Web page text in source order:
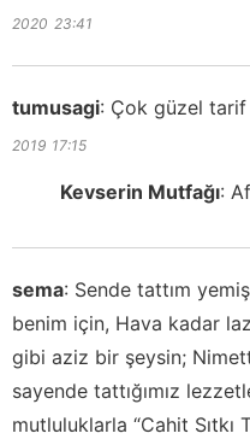
2020 23:41
tumusagi: Çok güzel
2019 17:15
Kevserin Mutfağı:
sema: Sende tattım
benim için, Hava kadar
gibi aziz bir şeysin;
sayende tattığımız
mutluluklarla “Cahit Sıtkı